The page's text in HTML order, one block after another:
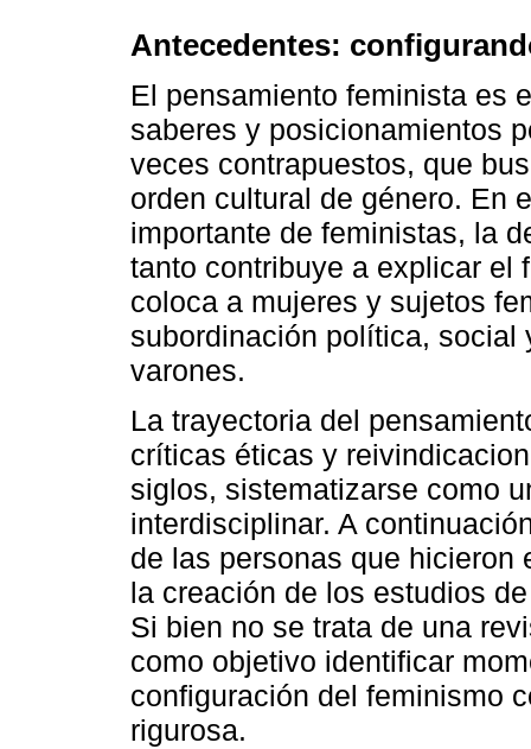
Antecedentes:
El pensamiento feminista es
saberes y posicionamientos
veces contrapuestos, que
orden cultural de género. En
importante de feministas, la
tanto contribuye a explicar el
coloca a mujeres y sujetos
subordinación política, social
varones.
La trayectoria del
críticas éticas y
siglos, sistematizarse como
interdisciplinar. A
de las personas que hicieron
la creación de los estudios
Si bien no se trata de una
como objetivo identificar
configuración del feminismo
rigurosa.